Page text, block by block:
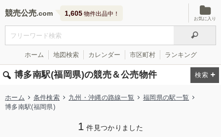
競売公売 1,605 物件出品中！
お気に入り
ホーム 地図検索 カレンダー 市区町村 ランキング
博多南駅(福岡県)の競売＆公売物件
ホーム 条件検索 九州・沖縄の路線一覧
福岡県の駅一覧
博多南駅(福岡県)
1 件見つかりました